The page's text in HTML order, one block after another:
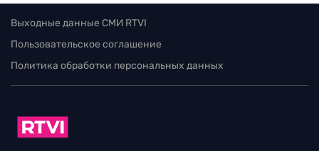
Выходные данные СМИ RTVI
Пользовательское соглашение
Политика обработки персональных данных